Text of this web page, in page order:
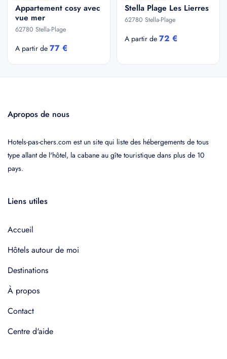
Appartement cosy avec
vue mer
62780 Stella-Plage
A partir de 77 €
Stella Plage Les Lierres
62780 Stella-Plage
A partir de 72 €
Apropos de nous
Hotels-pas-chers.com est un site qui liste des hébergements de tous
type allant de l'hôtel, la cabane au gîte touristique dans plus de 10
pays.
Liens utiles
Accueil
Hôtels autour de moi
Destinations
À propos
Contact
Centre d'aide